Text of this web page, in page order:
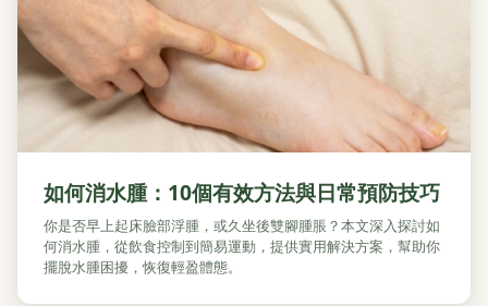
如何消水腫：10個有效方法與日常預防技巧
你是否早上起床臉部浮腫，或久坐後雙腳腫脹？本文深入探討如
何消水腫，從飲食控制到簡易運動，提供實用解決方案，幫助你
擺脫水腫困擾，恢復輕盈體態。